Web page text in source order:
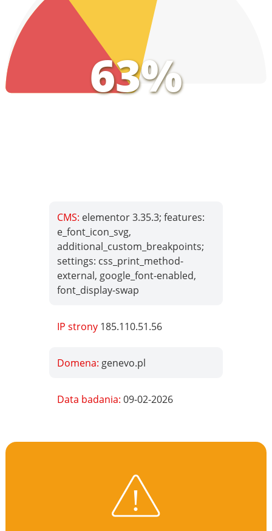
63%
CMS: elementor 3.35.3; features:
e_font_icon_svg,
additional_custom_breakpoints;
settings: css_print_method-
external, google_font-enabled,
font_display-swap
IP strony 185.110.51.56
Domena: genevo.pl
Data badania:09-02-2026